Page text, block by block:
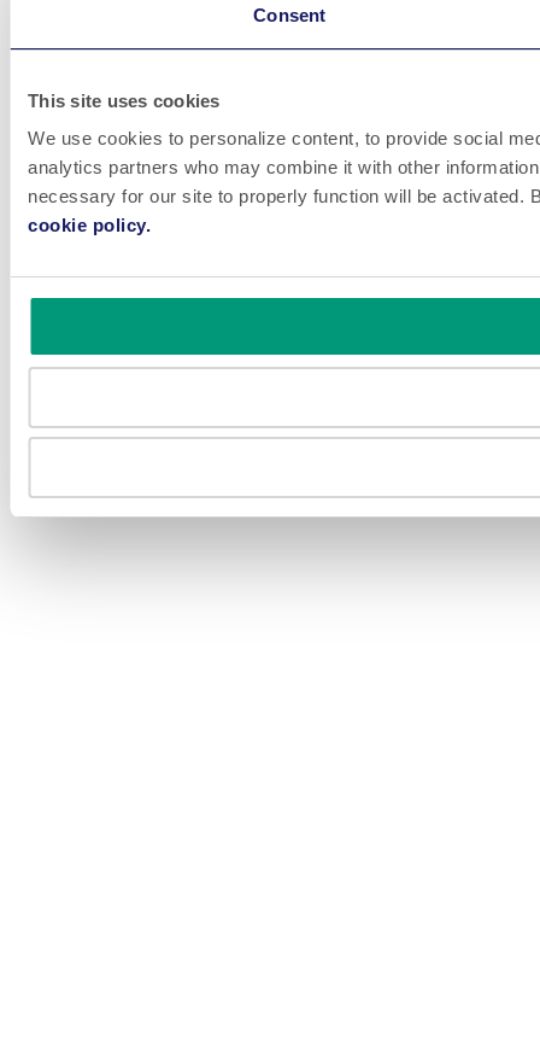
Consent
This site uses cookies
We use cookies to personalize content, to provide social
analytics partners who may combine it with other
necessary for our site to properly function will be
cookie policy.